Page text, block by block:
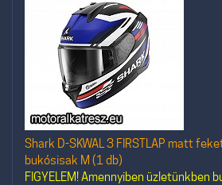
Shark D-SKWAL 3 FIRSTLAP matt
bukósisak M (1 db)
FIGYELEM! Amennyiben üzletünkben